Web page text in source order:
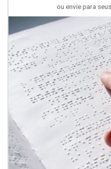
ou envie para